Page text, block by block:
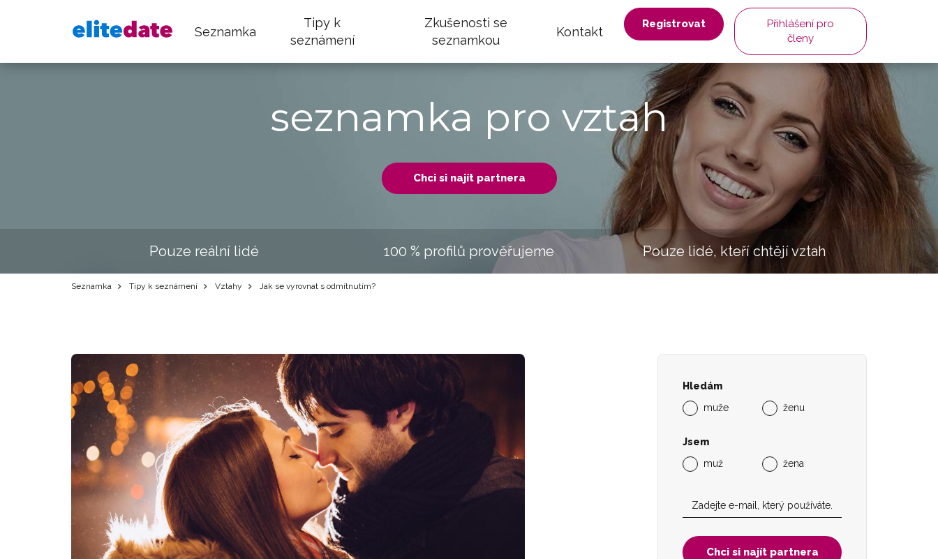
Seznamka
Tipy k
seznámení
Zkušenosti se
seznamkou
Kontakt
Registrovat
Přihlášení pro
členy
seznamka pro vztah
Chci si najít partnera
Pouze reální lidé 100 % profilů prověřujeme Pouze lidé, kteří chtějí vztah
Seznamka Tipy k seznámení Vztahy Jak se vyrovnat s odmítnutím?
Hledám
muže
ženu
Jsem
muž
žena
Chci si najít partnera